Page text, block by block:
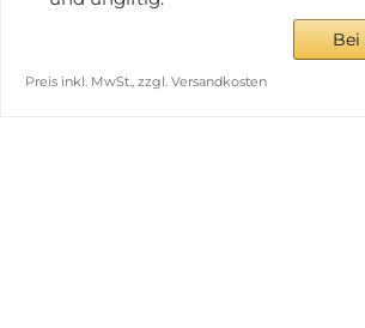
Bei
Preis inkl. MwSt., zzgl. Versandkosten